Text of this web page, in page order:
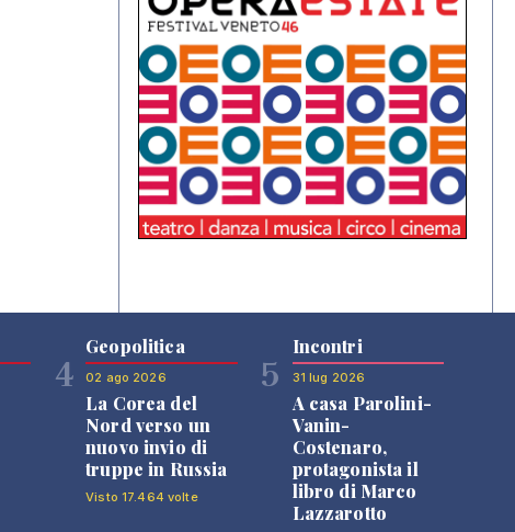
4
Geopolitica
02 ago 2026
La Corea del
Nord verso un
nuovo invio di
truppe in Russia
Visto 17.464 volte
5
Incontri
31 lug 2026
A casa Parolini-
Vanin-
Costenaro,
protagonista il
libro di Marco
Lazzarotto